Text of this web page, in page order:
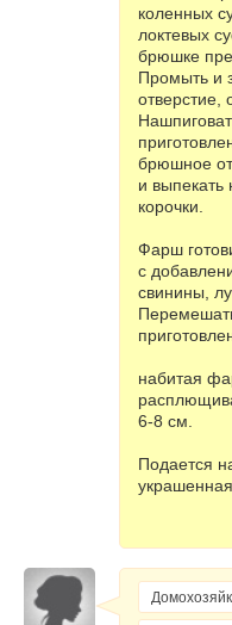
коленных
локтевых
брюшке
Промыть и
отверстие,
брюшное
и
корочки.
Фарш
с
свинины,
набитая
6-8 см.
Подается